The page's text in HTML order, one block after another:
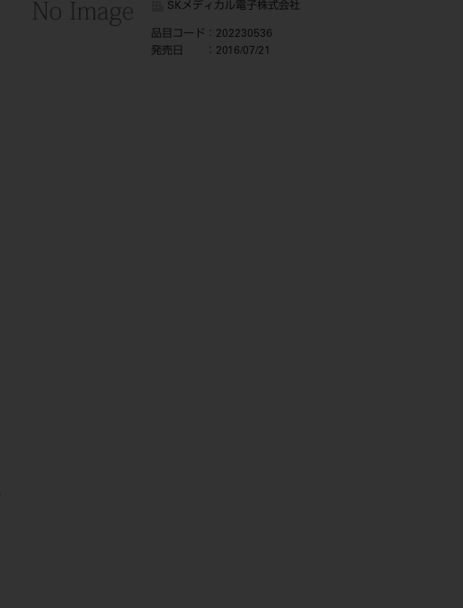
SKメディカル電子株式会社
品目コード ：202230536
発売日
：2016/07/21